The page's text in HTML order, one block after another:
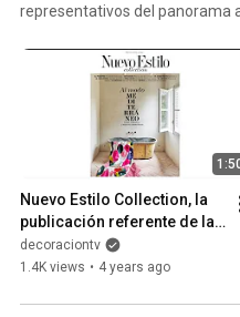
representativos del panorama
Complutense de Madrid.
Nuevo Estilo Collection, la
publicación referente de la
alta decoración española |
DecoraciónTV
decoraciontv
1.4K views • 4 years ago